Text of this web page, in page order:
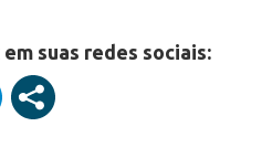
suas redes sociais: